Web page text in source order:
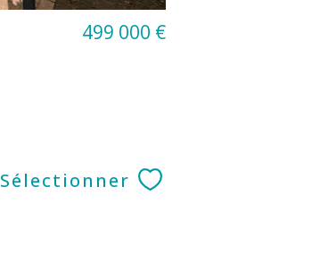
499 000 €
Sélectionner